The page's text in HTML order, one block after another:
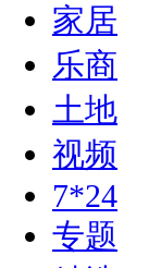
家居
乐商
土地
视频
7*24
专题